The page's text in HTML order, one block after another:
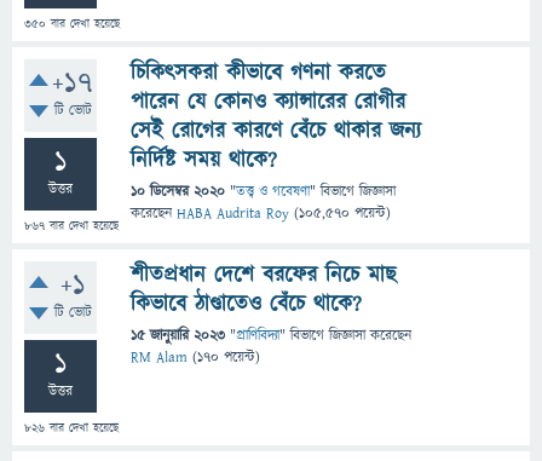
350 বার দেখা হয়েছে
+17
টি ভোট
1
উত্তর
867 বার দেখা হয়েছে
চিকিত্সকরা কীভাবে গণনা করতে
পারেন যে কোনও ক্যান্সারের রোগীর
সেই রোগের কারণে বেঁচে থাকার জন্য
নির্দিষ্ট সময় থাকে?
10 ডিসেম্বর 2020 "তত্ত্ব ও গবেষণা" বিভাগে জিজ্ঞাসা
করেছেনHABA Audrita Roy (105,570 পয়েন্ট)
+1
টি ভোট
1
উত্তর
826 বার দেখা হয়েছে
শীতপ্রধান দেশে বরফের নিচে মাছ
কিভাবে ঠাণ্ডাতেও বেঁচে থাকে?
15 জানুয়ারি 2023 "প্রাণিবিদ্যা" বিভাগে জিজ্ঞাসাকরেছেন
RM Alam (170 পয়েন্ট)